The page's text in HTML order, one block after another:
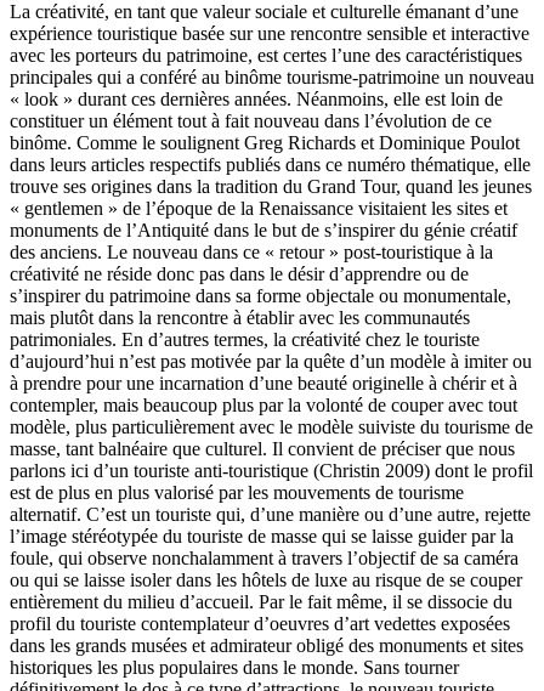
La créativité, en tant que valeur sociale et culturelle émanant d’une
expérience touristique basée sur une rencontre sensible et interactive
avec les porteurs du patrimoine, est certes l’une des caractéristiques
principales qui a conféré au binôme tourisme-patrimoine un nouveau
« look » durant ces dernières années. Néanmoins, elle est loin de
constituer un élément tout à fait nouveau dans l’évolution de ce
binôme. Comme le soulignent Greg Richards et Dominique Poulot
dans leurs articles respectifs publiés dans ce numéro thématique, elle
trouve ses origines dans la tradition du Grand Tour, quand les jeunes
« gentlemen » de l’époque de la Renaissance visitaient les sites et
monuments de l’Antiquité dans le but de s’inspirer du génie créatif
des anciens. Le nouveau dans ce « retour » post-touristique à la
créativité ne réside donc pas dans le désir d’apprendre ou de
s’inspirer du patrimoine dans sa forme objectale ou monumentale,
mais plutôt dans la rencontre à établir avec les communautés
patrimoniales. En d’autres termes, la créativité chez le touriste
d’aujourd’hui n’est pas motivée par la quête d’un modèle à imiter ou
à prendre pour une incarnation d’une beauté originelle à chérir et à
contempler, mais beaucoup plus par la volonté de couper avec tout
modèle, plus particulièrement avec le modèle suiviste du tourisme de
masse, tant balnéaire que culturel. Il convient de préciser que nous
parlons ici d’un touriste anti-touristique (Christin 2009) dont le profil
est de plus en plus valorisé par les mouvements de tourisme
alternatif. C’est un touriste qui, d’une manière ou d’une autre, rejette
l’image stéréotypée du touriste de masse qui se laisse guider par la
foule, qui observe nonchalamment à travers l’objectif de sa caméra
ou qui se laisse isoler dans les hôtels de luxe au risque de se couper
entièrement du milieu d’accueil. Par le fait même, il se dissocie du
profil du touriste contemplateur d’oeuvres d’art vedettes exposées
dans les grands musées et admirateur obligé des monuments et sites
historiques les plus populaires dans le monde. Sans tourner